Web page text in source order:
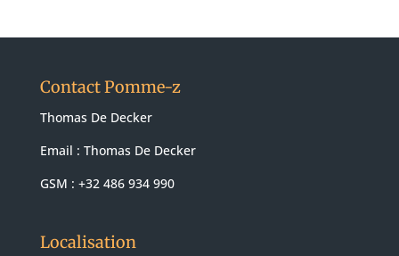
Contact Pomme-z
Thomas De Decker
Email : Thomas De Decker
GSM : +32 486 934 990
Localisation